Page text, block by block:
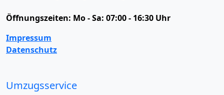
Öffnungszeiten: Mo - Sa: 07:00 - 16:30 Uhr
Impressum
Datenschutz
Umzugsservice